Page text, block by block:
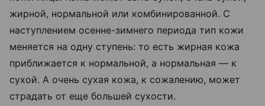
жирной, нормальной или комбинированной. С
наступлением осенне-зимнего периода тип кожи
меняется на одну ступень: то есть жирная кожа
приближается к нормальной, а нормальная — к
сухой. А очень сухая кожа, к сожалению, может
страдать от еще большей сухости.